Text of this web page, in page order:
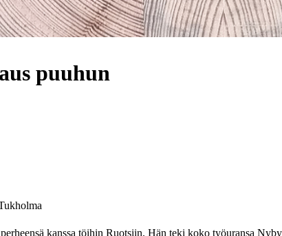
puuhun
kanssa töihin Ruotsiin. Hän teki koko työuransa